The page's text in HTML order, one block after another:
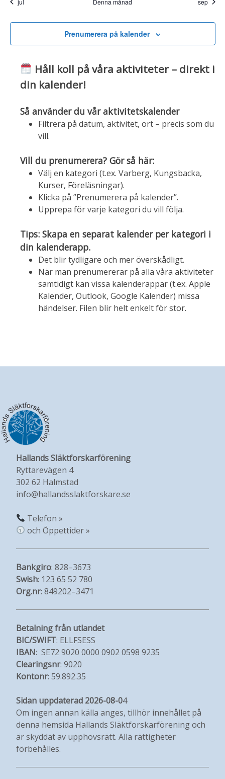
Prenumerera på kalender
Håll koll på våra aktiviteter – direkt i
din kalender!
Så använder du vår aktivitetskalender
Filtrera på datum, aktivitet, ort – precis som du
vill.
Vill du prenumerera? Gör så här:
Välj en kategori (t.ex. Varberg, Kungsbacka,
Kurser, Föreläsningar).
Klicka på ”Prenumerera på kalender”.
Upprepa för varje kategori du vill följa.
Tips: Skapa en separat kalender per kategori i
din kalenderapp.
Det blir tydligare och mer överskådligt.
När man prenumererar på alla våra aktiviteter
samtidigt kan vissa kalenderappar (t.ex. Apple
Kalender, Outlook, Google Kalender) missa
händelser. Filen blir helt enkelt för stor.
Hallands Släktforskarförening
Ryttarevägen 4
302 62 Halmstad
info@hallandsslaktforskare.se
Telefon »
och Öppettider »
Bankgiro: 828–3673
Swish: 123 65 52 780
Org.nr: 849202–3471
Betalning från utlandet
BIC/SWIFT: ELLFSESS
IBAN: SE72 9020 0000 0902 0598 9235
Clearingsnr: 9020
Kontonr: 59.892.35
Sidan uppdaterad 2026-08-04
Om ingen annan källa anges, tillhör innehållet på
denna hemsida Hallands Släktforskarförening och
är skyddat av upphovsrätt. Alla rättigheter
förbehålles.